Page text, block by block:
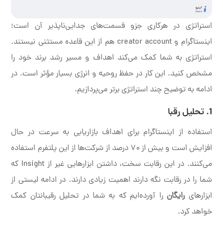
استراتژی در هر‌کاری جزو قسمت‌های جدایی‌ناپذیر آن است؛
اینستاگرام و creator account هم از این قاعده مستثنی نیستند.
استراتژی به شما کمک می‌کند اهداف و مسیر رشد برند خود را
مشخص کنید. این کار در حفظ روحیه و انرژی بسیار مؤثر است. در
ادامه به توضیح چند استراتژی برتر می‌پردازیم.
1. تحلیل رقبا
استفاده از اینستاگرام برای اهداف بازاریابی به سرعت در حال
افزایش است و بیش از ۷۰ درصد از شرکت‌ها از این پلتفرم استفاده
می‌کنند. در این رقابت سخت، داشتن ابزارهایی غیر از Insight که
شما را در رقابت نگه دارند اهمیت زیادی دارند. در ادامه لیستی از
ابزارهایرایگانرا آورده‌ایم که به شما در تحلیل رقیبانتان کمک
خواهد کرد.